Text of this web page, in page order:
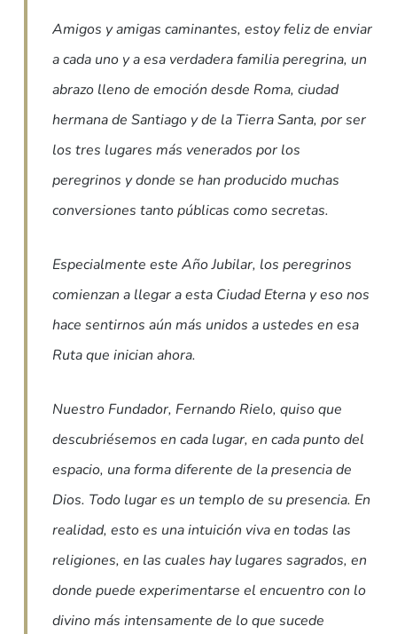
Amigos y amigas caminantes, estoy feliz de enviar
a cada uno y a esa verdadera familia peregrina, un
abrazo lleno de emoción desde Roma, ciudad
hermana de Santiago y de la Tierra Santa, por ser
los tres lugares más venerados por los
peregrinos y donde se han producido muchas
conversiones tanto públicas como secretas.
Especialmente este Año Jubilar, los peregrinos
comienzan a llegar a esta Ciudad Eterna y eso nos
hace sentirnos aún más unidos a ustedes en esa
Ruta que inician ahora.
Nuestro Fundador, Fernando Rielo, quiso que
descubriésemos en cada lugar, en cada punto del
espacio, una forma diferente de la presencia de
Dios. Todo lugar es un templo de su presencia. En
realidad, esto es una intuición viva en todas las
religiones, en las cuales hay lugares sagrados, en
donde puede experimentarse el encuentro con lo
divino más intensamente de lo que sucede